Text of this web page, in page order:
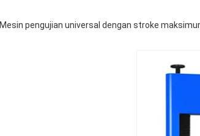
Mesin pengujian universal dengan stroke